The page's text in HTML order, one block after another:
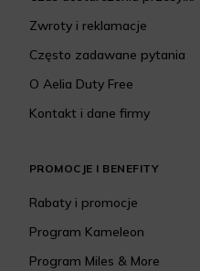
Zwroty i reklamacje
Często zadawane pytania
O Aelia Duty Free
Kontakt i dane firmy
PROMOCJE I BENEFITY
Rabaty i promocje
Program Kameleon
Program Miles & More